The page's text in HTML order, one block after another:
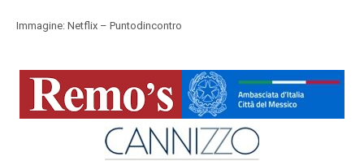
Immagine: Netflix – Puntodincontro